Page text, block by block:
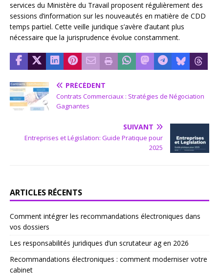
services du Ministère du Travail proposent régulièrement des
sessions d’information sur les nouveautés en matière de CDD
temps partiel. Cette veille juridique s’avère d’autant plus
nécessaire que la jurisprudence évolue constamment.
PRÉCÉDENT
Contrats Commerciaux : Stratégies de Négociation
Gagnantes
SUIVANT
Entreprises et Législation: Guide Pratique pour
2025
ARTICLES RÉCENTS
Comment intégrer les recommandations électroniques dans
vos dossiers
Les responsabilités juridiques d’un scrutateur ag en 2026
Recommandations électroniques : comment moderniser votre
cabinet